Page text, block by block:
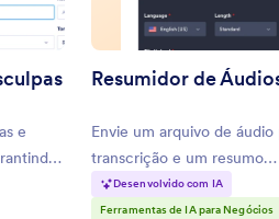
e
Resumidor de
Envie um arquivo de áudio
transcrição e um resumo
automaticamente.
Desenvolvido com IA
Ferramentas de IA para Negócios